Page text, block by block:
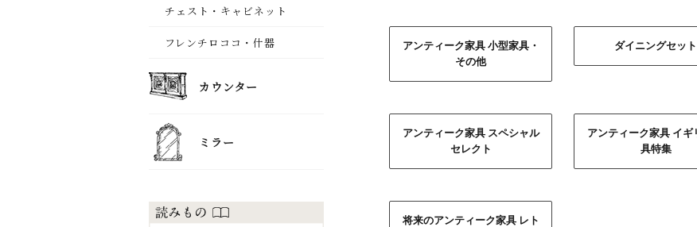
アンティーク家具 小型家具・
その他
ダイニングセット
アンティーク家具 スペシャル
セレクト
アンティーク家具 イギ
具特集
将来のアンティーク家具 レト